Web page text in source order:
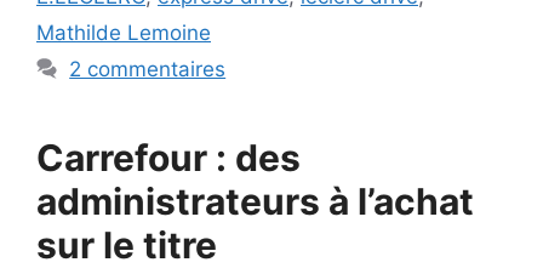
Mathilde Lemoine
2 commentaires
Carrefour : des
administrateurs à l’achat
sur le titre